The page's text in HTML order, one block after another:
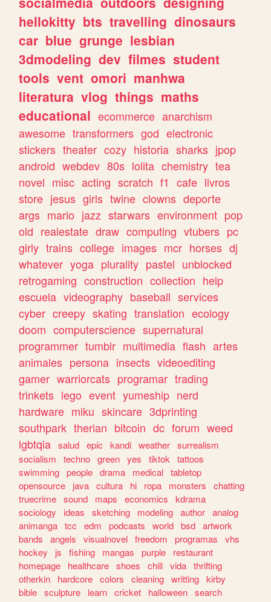
hellokitty bts travelling dinosaurs
car blue grunge lesbian
3dmodeling dev filmes student
tools vent omori manhwa
literatura vlog things maths
educational ecommerce anarchism
awesome transformers god electronic
stickers theater cozy historia sharks jpop
android webdev 80s lolita chemistry tea
novel misc acting scratch f1 cafe livros
store jesus girls twine clowns deporte
args mario jazz starwars environment pop
old realestate draw computing vtubers pc
girly trains college images mcr horses dj
whatever yoga plurality pastel unblocked
retrogaming construction collection help
escuela videography baseball services
cyber creepy skating translation ecology
doom computerscience supernatural
programmer tumblr multimedia flash artes
animales persona insects videoediting
gamer warriorcats programar trading
trinkets lego event yumeship nerd
hardware miku skincare 3dprinting
southpark therian bitcoin dc forum weed
lgbtqia salud epic kandi weather surrealism
socialism
techno green yes tiktok
tattoos
swimming people drama medical tabletop
opensource
java cultura hi ropa monsters
chatting
truecrime sound maps economics
kdrama
sociology
ideas sketching modeling author analog
animanga tcc edm podcasts world bsd artwork
bands
angels visualnovel freedom programas
vhs
hockey
js fishing mangas purple
restaurant
homepage
healthcare shoes chill vida thrifting
otherkin
hardcore colors cleaning writting kirby
bible sculpture learn cricket halloween search